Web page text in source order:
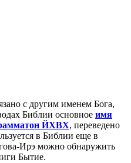
с другим именем Бога,
Библии основное имя
ЙХВХ, переведено
в Библии еще в
Ирэ можно обнаружить
Бытие.